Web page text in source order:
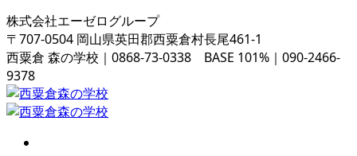
株式会社エーゼログループ
〒707-0504 岡山県英田郡西粟倉村長尾461-1
西粟倉 森の学校｜0868-73-0338 BASE 101%｜090-2466-
9378